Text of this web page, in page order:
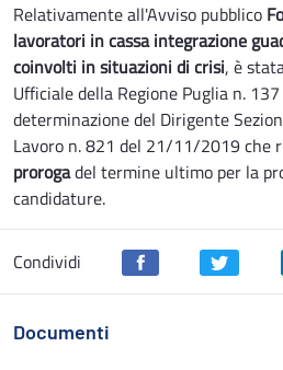
Relativamente all'Avviso pubblico
lavoratori in cassa integrazione
coinvolti in situazioni di crisi, è
Ufficiale della Regione Puglia n.
determinazione del Dirigente
Lavoro n. 821 del 21/11/2019 che
prorogadel termine ultimo per la
candidature.
Condividi
Documenti